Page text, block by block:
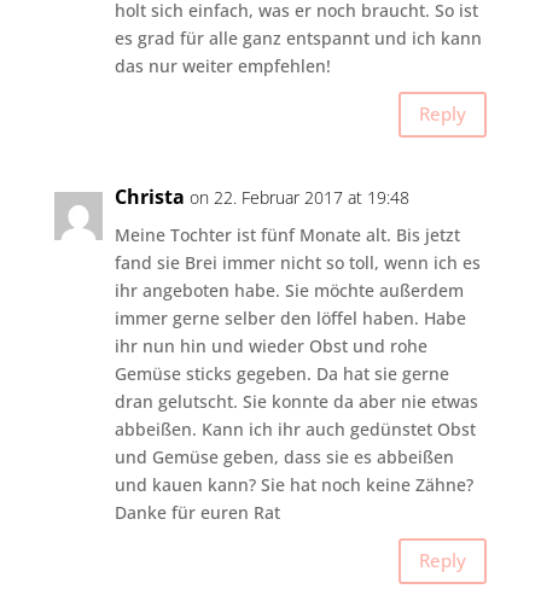
holt sich einfach, was er noch braucht. So ist
es grad für alle ganz entspannt und ich kann
das nur weiter empfehlen!
Reply
Christa on 22. Februar 2017 at 19:48
Meine Tochter ist fünf Monate alt. Bis jetzt
fand sie Brei immer nicht so toll, wenn ich es
ihr angeboten habe. Sie möchte außerdem
immer gerne selber den löffel haben. Habe
ihr nun hin und wieder Obst und rohe
Gemüse sticks gegeben. Da hat sie gerne
dran gelutscht. Sie konnte da aber nie etwas
abbeißen. Kann ich ihr auch gedünstet Obst
und Gemüse geben, dass sie es abbeißen
und kauen kann? Sie hat noch keine Zähne?
Danke für euren Rat
Reply